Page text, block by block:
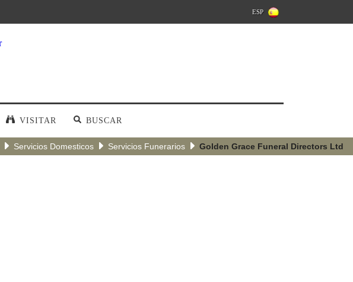
ESP
VISITAR BUSCAR
Servicios Domesticos Servicios Funerarios Golden Grace Funeral Directors Ltd